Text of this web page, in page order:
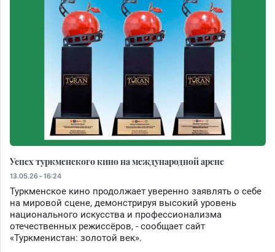
Успех туркменского кино на международной арене
13.05.26 - 16:24
Туркменское кино продолжает уверенно заявлять о себе
на мировой сцене, демонстрируя высокий уровень
национального искусства и профессионализма
отечественных режиссёров, - сообщает сайт
«Туркменистан: золотой век».